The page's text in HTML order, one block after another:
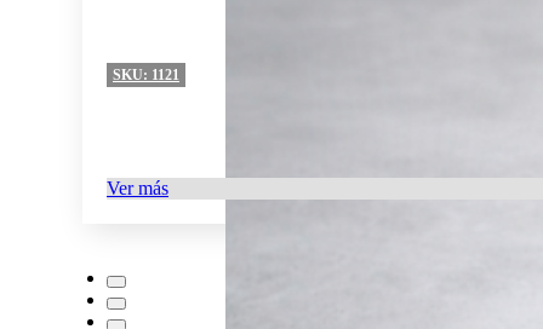
SKU: 1121
Ver más